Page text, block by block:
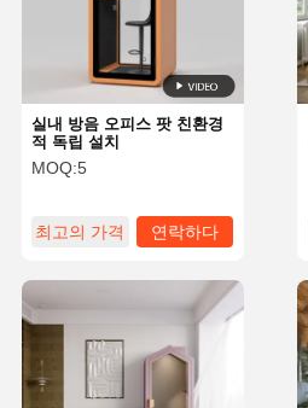
실내 방음 오피스 팟 친환경
적 독립 설치
MOQ:5
최고의 가격 연락하다